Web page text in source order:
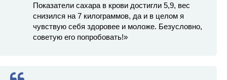
Показатели сахара в крови достигли 5,9, вес
снизился на 7 килограммов, да и в целом я
чувствую себя здоровее и моложе. Безусловно,
советую его попробовать!»